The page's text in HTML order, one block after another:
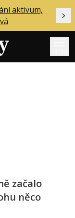
aktivum,
začalo
něco